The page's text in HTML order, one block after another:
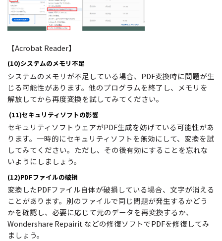
【Acrobat Reader】
(10)システムのメモリ不足
システムのメモリが不足している場合、PDF変換時に問題が生
じる可能性があります。他のプログラムを終了し、メモリを
解放してから再度変換を試してみてください。
(11)セキュリティソフトの影響
セキュリティソフトウェアがPDF生成を妨げている可能性があ
ります。一時的にセキュリティソフトを無効にして、変換を試
してみてください。ただし、その後有効にすることを忘れな
いようにしましょう。
(12)PDFファイルの破損
変換したPDFファイル自体が破損している場合、文字が消える
ことがあります。別のファイルで同じ問題が発生するかどう
かを確認し、必要に応じて元のデータを再変換するか、
Wondershare Repairit などの修復ソフトでPDFを修復してみ
ましょう。